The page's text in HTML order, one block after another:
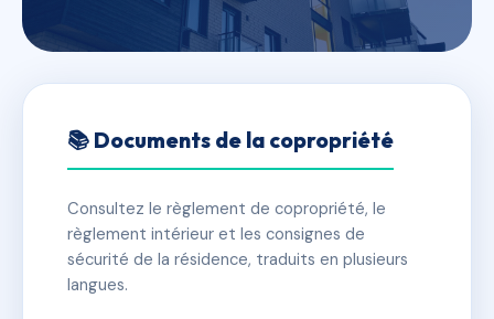
2 rue de Romillé
✓ Immatriculée 🏠 11 lots 🏗 1 bâtiment(s)
📞 Contacter Syndic Digital
📚 Documents de la copropriété
Consultez le règlement de copropriété, le
règlement intérieur et les consignes de
sécurité de la résidence, traduits en plusieurs
langues.